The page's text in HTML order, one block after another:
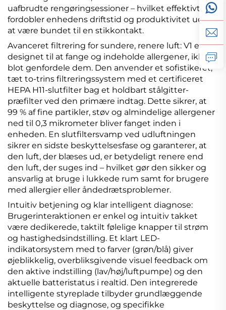
uafbrudte rengøringsessioner – hvilket effektivt
fordobler enhedens driftstid og produktivitet uden
at være bundet til en stikkontakt.
Avanceret filtrering for sundere, renere luft: V1 er
designet til at fange og indeholde allergener, ikke
blot genfordele dem. Den anvender et sofistikeret,
tæt to-trins filtreringssystem med et certificeret
HEPA H11-slutfilter bag et holdbart stålgitter-
præfilter ved den primære indtag. Dette sikrer, at
99 % af fine partikler, støv og almindelige allergener
ned til 0,3 mikrometer bliver fanget inden i
enheden. En slutfiltersvamp ved udluftningen
sikrer en sidste beskyttelsesfase og garanterer, at
den luft, der blæses ud, er betydeligt renere end
den luft, der suges ind – hvilket gør den sikker og
ansvarlig at bruge i lukkede rum samt for brugere
med allergier eller åndedrætsproblemer.
Intuitiv betjening og klar intelligent diagnose:
Brugerinteraktionen er enkel og intuitiv takket
være dedikerede, taktilt følelige knapper til strøm
og hastighedsindstilling. Et klart LED-
indikatorsystem med to farver (grøn/blå) giver
øjeblikkelig, overbliksgivende visuel feedback om
den aktive indstilling (lav/høj/luftpumpe) og den
aktuelle batteristatus i realtid. Den integrerede
intelligente styreplade tilbyder grundlæggende
beskyttelse og diagnose, og specifikke